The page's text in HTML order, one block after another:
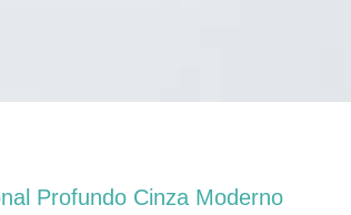
Profundo Cinza Moderno